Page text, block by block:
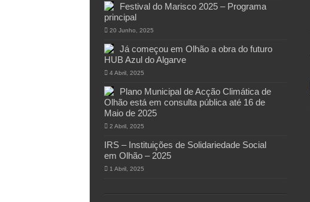
Festival do Marisco 2025 – Programa
principal
20 Junho, 2025
Já começou em Olhão a obra do futuro
HUB Azul do Algarve
4 Abril, 2025
Plano Municipal de Acção Climática de
Olhão está em consulta pública até 16 de
Maio de 2025
2 Abril, 2025
IRS – Instituições de Solidariedade Social
em Olhão – 2025
1 Abril, 2025